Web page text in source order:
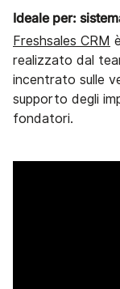
Ideale per:
Freshsales CRM
realizzato dal
incentrato sulle
supporto degli
fondatori.